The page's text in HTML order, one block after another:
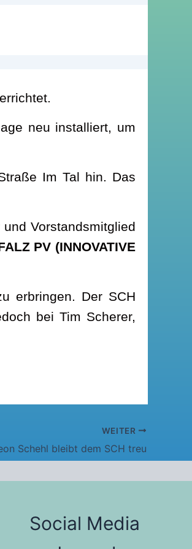
neu installiert, um
Im Tal hin. Das
Vorstandsmitglied
PV (INNOVATIVE
erbringen. Der SCH
bei Tim Scherer,
WEITER
Schehl bleibt dem SCH treu
Social Media